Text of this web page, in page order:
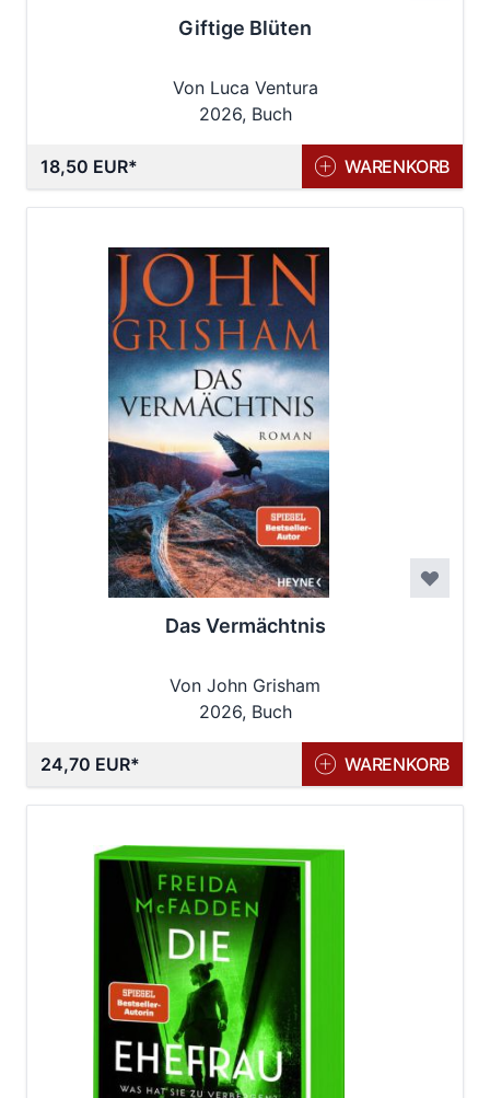
Giftige Blüten
Von Luca Ventura
2026, Buch
18,50 EUR WARENKORB
Das Vermächtnis
Von John Grisham
2026, Buch
24,70 EUR WARENKORB